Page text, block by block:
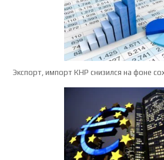
Экспорт, импорт КНР снизился на фоне